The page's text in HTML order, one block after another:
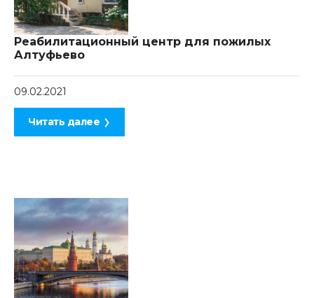
Реабилитационный центр для пожилых
Алтуфьево
09.02.2021
Читать далее